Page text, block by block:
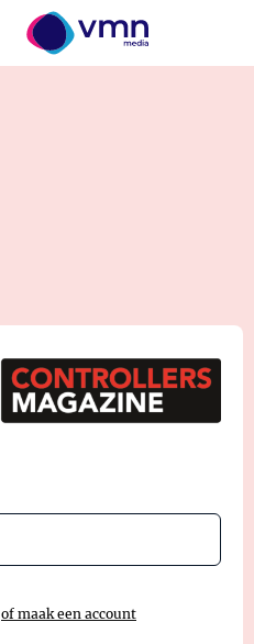
of maak een account